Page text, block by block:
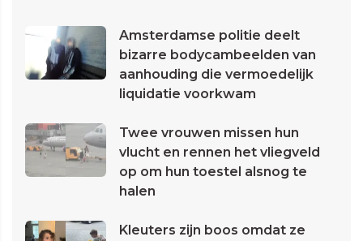
Amsterdamse politie deelt
bizarre bodycambeelden van
aanhouding die vermoedelijk
liquidatie voorkwam
Twee vrouwen missen hun
vlucht en rennen het vliegveld
op om hun toestel alsnog te
halen
Kleuters zijn boos omdat ze